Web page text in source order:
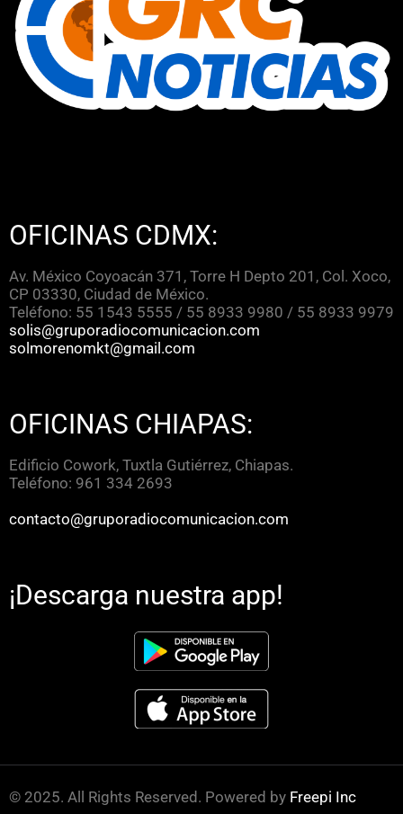
OFICINAS CDMX:
Av. México Coyoacán 371, Torre H Depto 201, Col. Xoco,
CP 03330, Ciudad de México.
Teléfono: 55 1543 5555 / 55 8933 9980 / 55 8933 9979
solis@gruporadiocomunicacion.com
solmorenomkt@gmail.com
OFICINAS CHIAPAS:
Edificio Cowork, Tuxtla Gutiérrez, Chiapas.
Teléfono: 961 334 2693
contacto@gruporadiocomunicacion.com
¡Descarga nuestra app!
© 2025. All Rights Reserved. Powered by Freepi Inc